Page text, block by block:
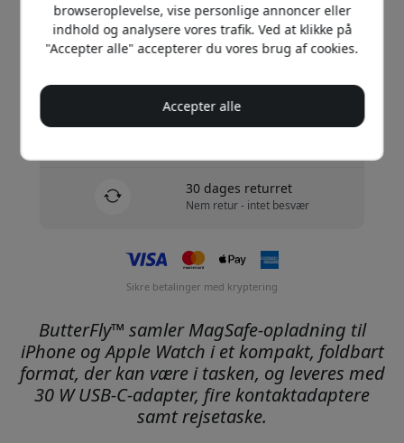
På lager - klar til afsendelse
Ingen skjulte gebyrer
Levering 10-12 august
30 dages returret
Nem retur - intet besvær
Sikre betalinger med kryptering
ButterFly™ samler MagSafe-opladning til
iPhone og Apple Watch i et kompakt, foldbart
format, der kan være i tasken, og leveres med
30 W USB-C-adapter, fire kontaktadaptere
samt rejsetaske.
browseroplevelse, vise personlige annoncer eller
indhold og analysere vores trafik. Ved at klikke på
"Accepter alle" accepterer du vores brug af cookies.
Accepter alle